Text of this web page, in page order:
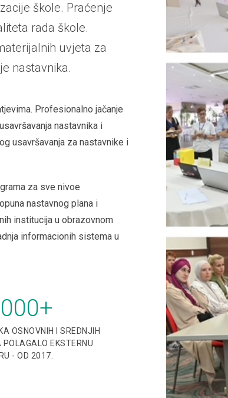
škole. Praćenje
rada škole.
uvjeta za
nastavnika.
Profesionalno jačanje
nastavnika i
usavršavanja za nastavnike i
za sve nivoe
nastavnog plana i
institucija u obrazovnom
informacionih sistema u
+
OSNOVNIH I SREDNJIH
POLAGALO EKSTERNU
- OD 2017.